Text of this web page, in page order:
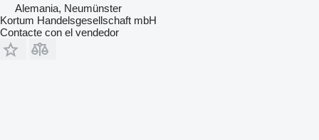
Alemania, Neumünster
Kortum Handelsgesellschaft mbH
Contacte con el vendedor